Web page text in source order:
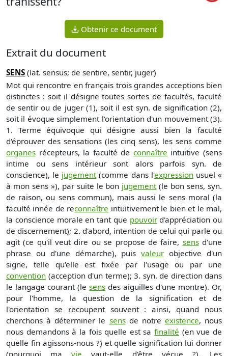
Obtenir ce document
Extrait du document
SENS (lat. sensus; de sentire, sentir, juger)
Mot qui rencontre en français trois grandes acceptions bien
distinctes : soit il désigne toutes sortes de facultés, faculté
de sentir ou de juger (1), soit il est syn. de signification (2),
soit il évoque simplement l'orientation d'un mouvement (3).
1. Terme équivoque qui désigne aussi bien la faculté
d'éprouver des sensations (les cinq sens), les sens comme
organes récepteurs, la faculté de connaître intuitive (sens
intime ou sens intérieur sont alors parfois syn. de
conscience), le jugement (comme dans l'expressionusuel «
à mon sens »), par suite le bon jugement (le bon sens, syn.
de raison, ou sens commun), mais aussi le sens moral (la
faculté innée de reconnaître intuitivement le bien et le mal,
la conscience morale en tant que pouvoird'appréciation ou
de discernement); 2. d'abord, intention de celui qui parle ou
agit (ce qu'il veut dire ou se propose de faire, sensd'une
phrase ou d'une démarche), puisvaleur objective d'un
signe, telle qu'elle est fixée par l'usage ou par une
convention (acception d'un terme); 3. syn. de direction dans
le langage courant (le sens des aiguilles d'une montre). Or,
pour l'homme, la question de la signification et de
l'orientation se recoupent souvent : ainsi, quand nous
cherchons à déterminer le sensde notre existence, nous
nous demandons à la fois quelle est safinalité (en vue de
quelle fin agissons-nous ?) et quelle signification lui donner
(pourquoi mavie vaut-elle d'être vécue ?). Les